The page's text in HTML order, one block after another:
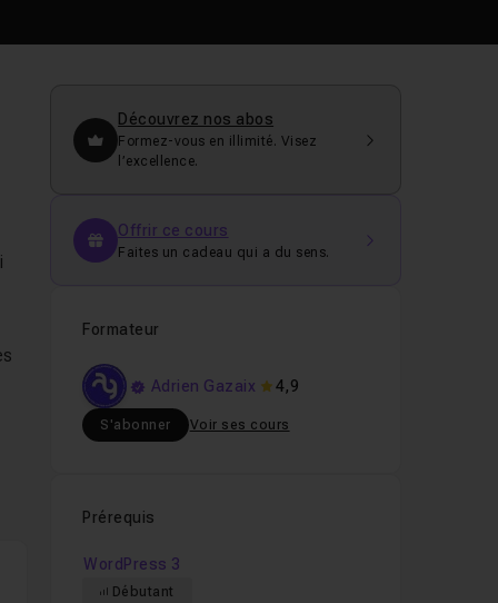
Découvrez nos abos
Formez-vous en illimité. Visez
l’excellence.
Offrir ce cours
Faites un cadeau qui a du sens.
Formateur
Adrien Gazaix 4,9
S'abonner Voir ses cours
Prérequis
WordPress 3
Débutant